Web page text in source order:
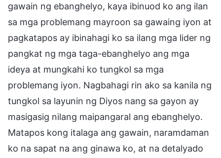
gawain ng ebanghelyo, kaya ibinuod ko ang ilan
sa mga problemang mayroon sa gawaing iyon at
pagkatapos ay ibinahagi ko sa ilang mga lider ng
pangkat ng mga taga-ebanghelyo ang mga
ideya at mungkahi ko tungkol sa mga
problemang iyon. Nagbahagi rin ako sa kanila ng
tungkol sa layunin ng Diyos nang sa gayon ay
masigasig nilang maipangaral ang ebanghelyo.
Matapos kong italaga ang gawain, naramdaman
ko na sapat na ang ginawa ko, at na detalyado